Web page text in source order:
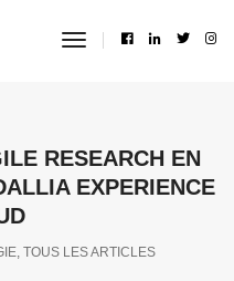
toggle
RESEARCH EN
EXPERIENCE
, TOUS LES ARTICLES